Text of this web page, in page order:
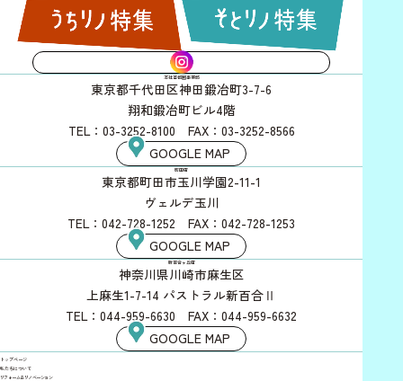
INSTAGRAM
本社首都圏事業部
東京都千代田区神田鍛冶町3-7-6
翔和鍛冶町ビル4階
TEL：03-3252-8100 FAX：03-3252-8566
GOOGLE MAP
町田店
東京都町田市玉川学園2-11-1
ヴェルデ玉川
TEL：042-728-1252 FAX：042-728-1253
GOOGLE MAP
新百合ヶ丘店
神奈川県川崎市麻生区
上麻生1-7-14 パストラル新百合Ⅱ
TEL：044-959-6630 FAX：044-959-6632
GOOGLE MAP
トップページ
私たちについて
リフォーム＆リノベーション